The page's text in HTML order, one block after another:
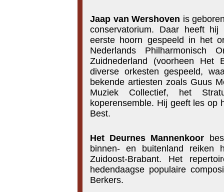
Jaap van Wershoven is
conservatorium. Daar heeft
eerste hoorn gespeeld in het
Nederlands
Zuidnederland (voorheen
diverse orkesten gespeeld,
bekende artiesten zoals Guus
Muziek Collectief, het
koperensemble. Hij geeft les op
Best.
Het Deurnes Mannenkoor
binnen- en buitenland reiken
Zuidoost-Brabant. Het
hedendaagse populaire
Berkers.